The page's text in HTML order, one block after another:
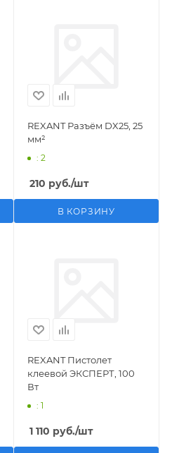
REXANT Разъём DX25, 25
мм²
: 2
210 руб./шт
В КОРЗИНУ
REXANT Пистолет
клеевой ЭКСПЕРТ, 100
Вт
: 1
1 110 руб./шт